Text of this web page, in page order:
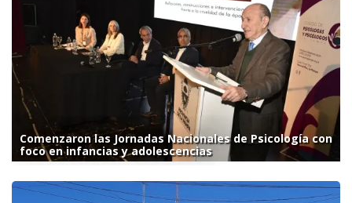
Comenzaron las Jornadas Nacionales de Psicología con
foco en infancias y adolescencias